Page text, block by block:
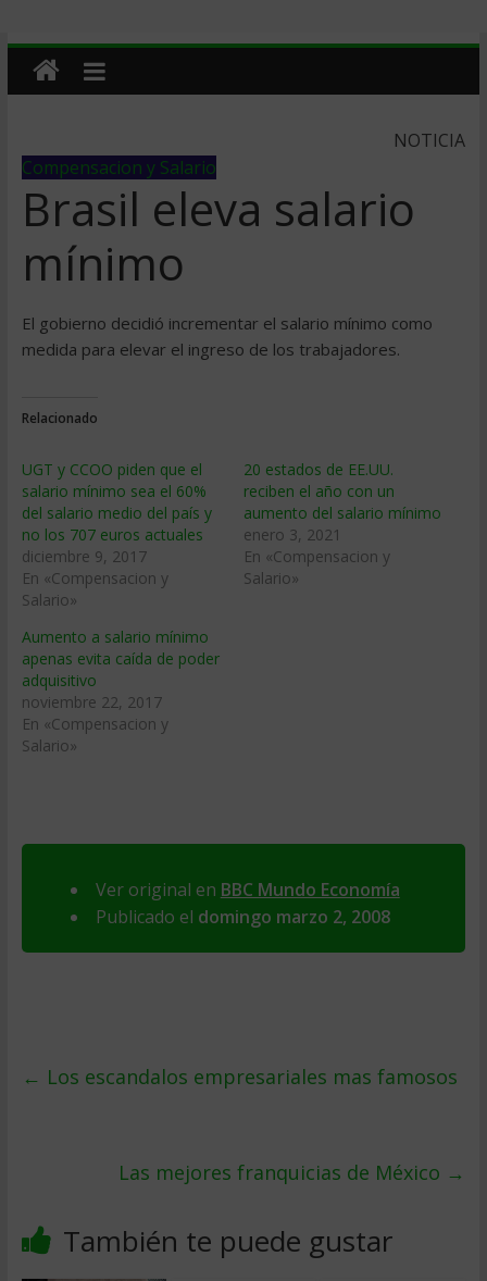
NOTICIA
Compensacion y Salario
Brasil eleva salario
mí­nimo
El gobierno decidió incrementar el salario mí­nimo como
medida para elevar el ingreso de los trabajadores.
Relacionado
UGT y CCOO piden que el
salario mínimo sea el 60%
del salario medio del país y
no los 707 euros actuales
diciembre 9, 2017
En «Compensacion y
Salario»
20 estados de EE.UU.
reciben el año con un
aumento del salario mínimo
enero 3, 2021
En «Compensacion y
Salario»
Aumento a salario mínimo
apenas evita caída de poder
adquisitivo
noviembre 22, 2017
En «Compensacion y
Salario»
Ver original en BBC Mundo Economía
Publicado el domingo marzo 2, 2008
← Los escandalos empresariales mas famosos
Las mejores franquicias de México →
También te puede gustar